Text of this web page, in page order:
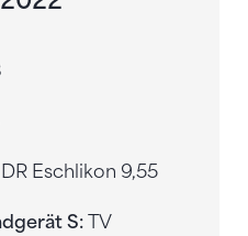
DR Eschlikon 9,55
S: TV